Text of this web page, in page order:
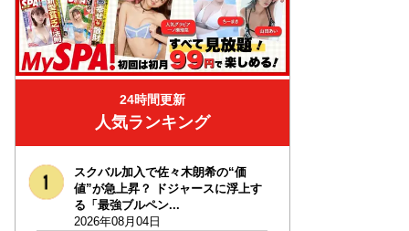
24時間更新
人気ランキング
スクバル加入で佐々木朗希の“価
値”が急上昇？ ドジャースに浮上す
る「最強ブルペン...
2026年08月04日